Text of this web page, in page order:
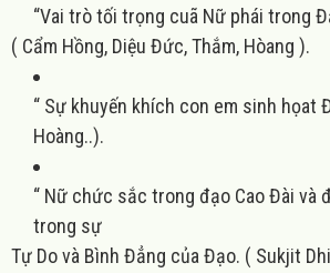
“Vai trò tối trọng cuã Nữ phái trong
( Cẩm Hồng, Diệu Đức, Thắm, Hòang ).
“ Sự khuyến khích con em sinh họat
Hoàng..).
“ Nữ chức sắc trong đạo Cao Đài và
trong sự
Tự Do và Bình Đẳng của Đạo. ( Sukjit